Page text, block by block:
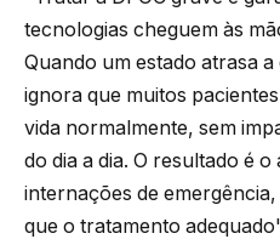
tecnologias cheguem às
Quando um estado atrasa
ignora que muitos
vida normalmente, sem
do dia a dia. O resultado é
internações de
que o tratamento